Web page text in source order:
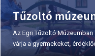
Tűzoltó
Az Egri Tűzoltó
várja a gyermekeket,